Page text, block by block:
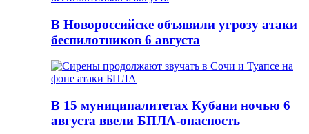
В Новороссийске объявили угрозу атаки
беспилотников 6 августа
В 15 муниципалитетах Кубани ночью 6
августа ввели БПЛА-опасность